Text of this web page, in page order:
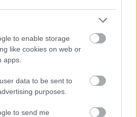
to enable storage
like cookies on web or
apps.
data to be sent to
purposes.
to send me